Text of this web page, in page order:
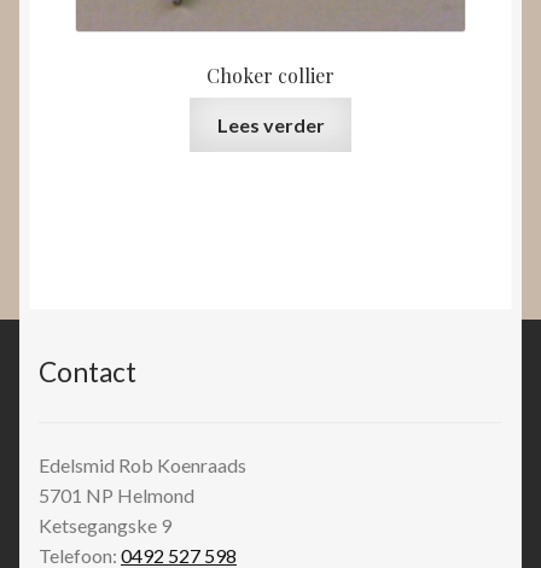
Choker collier
Lees verder
Contact
Edelsmid Rob Koenraads
5701 NP Helmond
Ketsegangske 9
Telefoon: 0492 527 598